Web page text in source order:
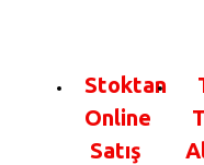
Stoktan
Online
Satış